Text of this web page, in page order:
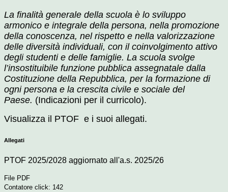
La finalità generale della scuola è lo sviluppo
armonico e integrale della persona, nella promozione
della conoscenza, nel rispetto e nella valorizzazione
delle diversità individuali, con il coinvolgimento attivo
degli studenti e delle famiglie. La scuola svolge
l’insostituibile funzione pubblica assegnatale dalla
Costituzione della Repubblica, per la formazione di
ogni persona e la crescita civile e sociale del
Paese. (Indicazioni per il curricolo).
Visualizza il PTOF e i suoi allegati.
Allegati
PTOF 2025/2028 aggiornato all'a.s. 2025/26
File PDF
Contatore click: 142